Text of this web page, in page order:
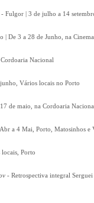
Fulgor | 3 de julho a 14
De 3 a 28 de Junho, na
Nacional
Vários locais no Porto
de maio, na Cordoaria
a 4 Mai, Porto, Matosinhos e
Porto
- Retrospectiva integral